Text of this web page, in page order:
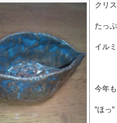
クリ
たっ
イル
今年も
”ほ